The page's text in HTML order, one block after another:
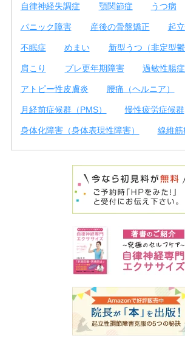
自律神経失調症 顎関節症 うつ病
パニック障害 産後の骨盤矯正 起
不眠症 めまい 新型うつ（非定型鬱
肩こり プレ更年期障害 過敏性腸症
アトピー性皮膚炎 腰痛（ヘルニア）
月経前症候群（PMS） 慢性疲労症候群
身体化障害（身体表現性障害） 線維筋